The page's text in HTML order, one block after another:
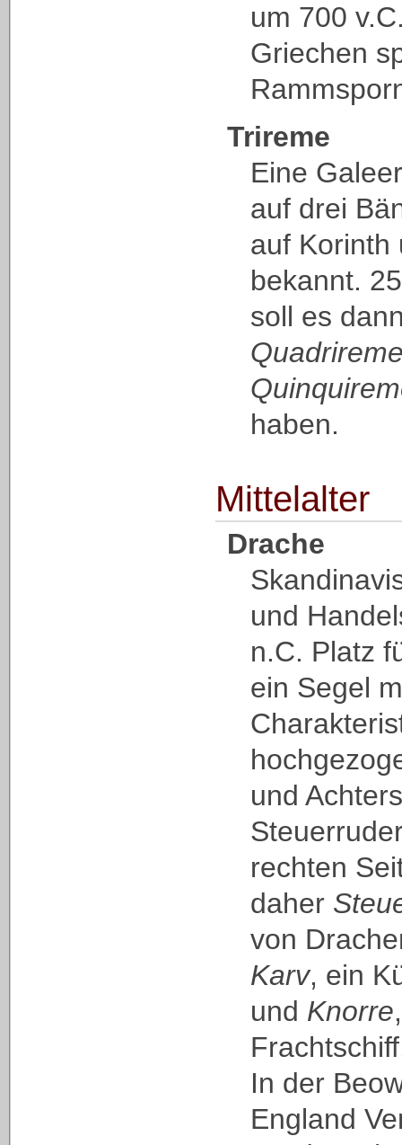
um 700
Griechen
Trireme
Eine
auf drei
auf Korinth
bekannt.
soll es
haben.
Mittelalter
Drache
und
n.C. Platz
ein Segel
und
rechten
daher
von
Karv, ein
und Knorre
In der
England